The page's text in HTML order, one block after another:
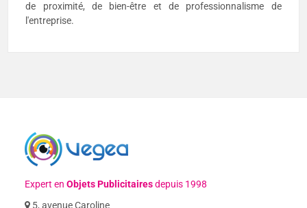
de proximité, de bien-être et de professionnalisme de
l'entreprise.
Expert enObjets Publicitairesdepuis 1998
5, avenue Caroline